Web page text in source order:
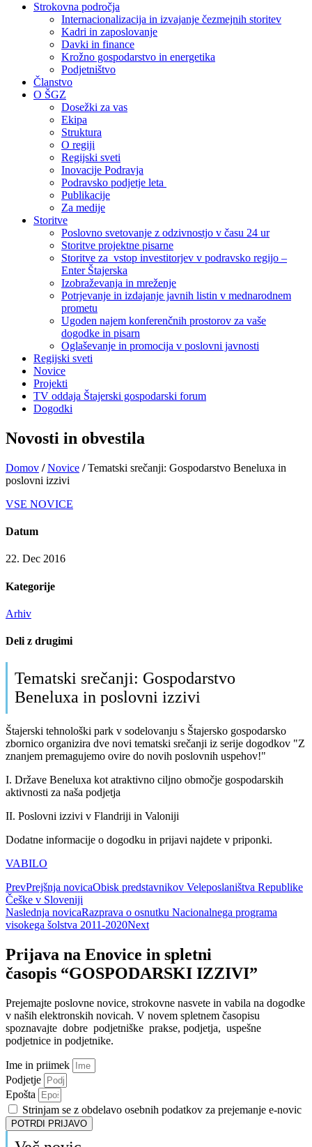
Strokovna področja
Internacionalizacija in izvajanje čezmejnih storitev
Kadri in zaposlovanje
Davki in finance
Krožno gospodarstvo in energetika
Podjetništvo
Članstvo
O ŠGZ
Dosežki za vas
Ekipa
Struktura
O regiji
Regijski sveti
Inovacije Podravja
Podravsko podjetje leta
Publikacije
Za medije
Storitve
Poslovno svetovanje z odzivnostjo v času 24 ur
Storitve projektne pisarne
Storitve za vstop investitorjev v podravsko regijo –
Enter Štajerska
Izobraževanja in mreženje
Potrjevanje in izdajanje javnih listin v mednarodnem
prometu
Ugoden najem konferenčnih prostorov za vaše
dogodke in pisarn
Oglaševanje in promocija v poslovni javnosti
Regijski sveti
Novice
Projekti
TV oddaja Štajerski gospodarski forum
Dogodki
Novosti in obvestila
Domov / Novice / Tematski srečanji: Gospodarstvo Beneluxa in
poslovni izzivi
VSE NOVICE
Datum
22. Dec 2016
Kategorije
Arhiv
Deli z drugimi
Tematski srečanji: Gospodarstvo
Beneluxa in poslovni izzivi
Štajerski tehnološki park v sodelovanju s Štajersko gospodarsko
zbornico organizira dve novi tematski srečanji iz serije dogodkov "Z
znanjem premagujemo ovire do novih poslovnih uspehov!"
I. Države Beneluxa kot atraktivno ciljno območje gospodarskih
aktivnosti za naša podjetja
II. Poslovni izzivi v Flandriji in Valoniji
Dodatne informacije o dogodku in prijavi najdete v priponki.
VABILO
PrevPrejšnja novicaObisk predstavnikov Veleposlaništva Republike
Češke v Sloveniji
Naslednja novicaRazprava o osnutku Nacionalnega programa
visokega šolstva 2011-2020Next
Prijava na Enovice in spletni
časopis “GOSPODARSKI IZZIVI”
Prejemajte poslovne novice, strokovne nasvete in vabila na dogodke
v naših elektronskih novicah. V novem spletnem časopisu
spoznavajte dobre podjetniške prakse, podjetja, uspešne
podjetnice in podjetnike.
Ime in priimek
Podjetje
Epošta
Strinjam se z obdelavo osebnih podatkov za prejemanje e-novic
POTRDI PRIJAVO